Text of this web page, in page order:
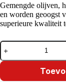
Gemengde olijven,
en worden geoogst
superieure kwaliteit
Maçarico
Azeitonas
Mistas
Douro